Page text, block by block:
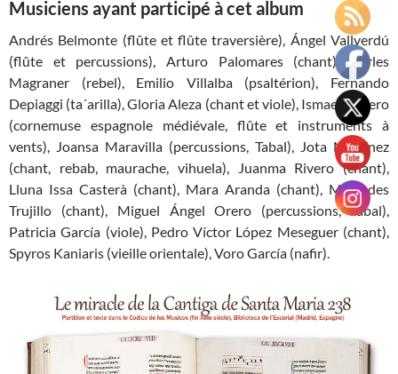
Musiciens ayant participé à cet album
Andrés Belmonte (flûte et flûte traversière), Ángel Vallverdú
(flûte et percussions), Arturo Palomares (chant), Carles
Magraner (rebel), Emilio Villalba (psaltérion), Fernando
Depiaggi (ta´arilla), Gloria Aleza (chant et viole), Ismael Cabero
(cornemuse espagnole médiévale, flûte et instruments à
vents), Joansa Maravilla (percussions, Tabal), Jota Martínez
(chant, rebab, maurache, vihuela), Juanma Rivero (chant),
Lluna Issa Casterà (chant), Mara Aranda (chant), Mercedes
Trujillo (chant), Miguel Ángel Orero (percussions, tabal),
Patricia García (viole), Pedro Víctor López Meseguer (chant),
Spyros Kaniaris (vieille orientale), Voro García (nafir).